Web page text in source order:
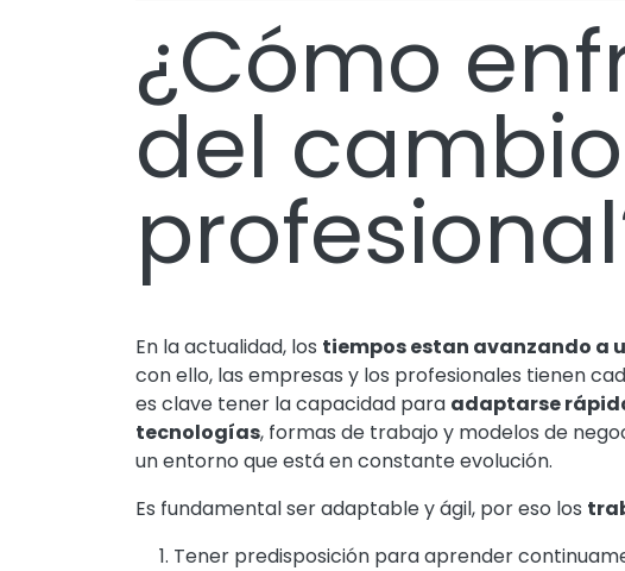
¿Cómo
del
En la actualidad, los tiempos estan avanzando a
con ello, las empresas y los profesionales tienen
es clave tener la capacidad para adaptarse
tecnologías, formas de trabajo y modelos de
un entorno que está en constante evolución.
Es fundamental ser adaptable y ágil, por eso los
Tener predisposición para aprender